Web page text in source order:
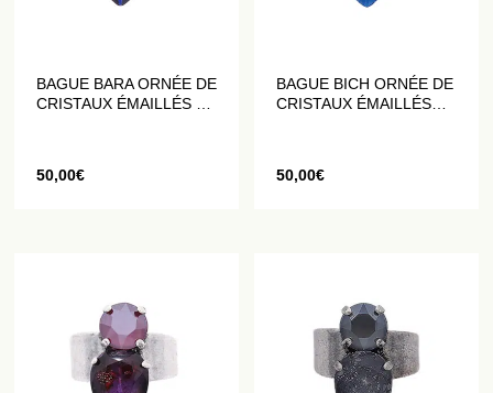
BAGUE BARA ORNÉE DE
CRISTAUX ÉMAILLÉS ET
50,00€
BAGUE BICH ORNÉE DE
CRISTAUX ÉMAILLÉS
50,00€